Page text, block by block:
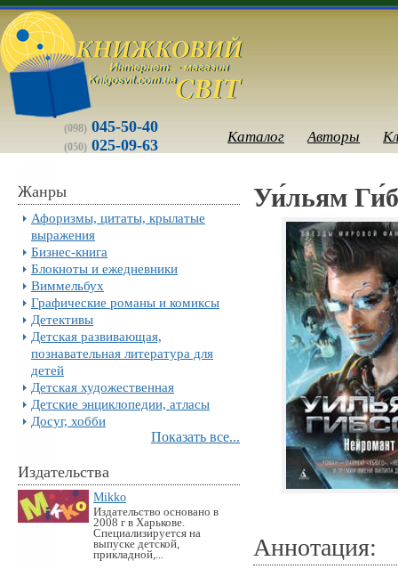
(098) 045-50-40
(050) 025-09-63 Каталог Авторы
Жанры
Афоризмы, цитаты, крылатые
выражения
Бизнес-книга
Блокноты и ежедневники
Виммельбух
Графические романы и комиксы
Детективы
Детская развивающая,
познавательная литература для
детей
Детская художественная
Детские энциклопедии, атласы
Досуг, хобби
Показать все...
Издательства
Mikko
Издательство основано в
2008 г в Харькове.
Специализируется на
выпуске детской,
прикладной,...
Уи́льям
Аннотация: